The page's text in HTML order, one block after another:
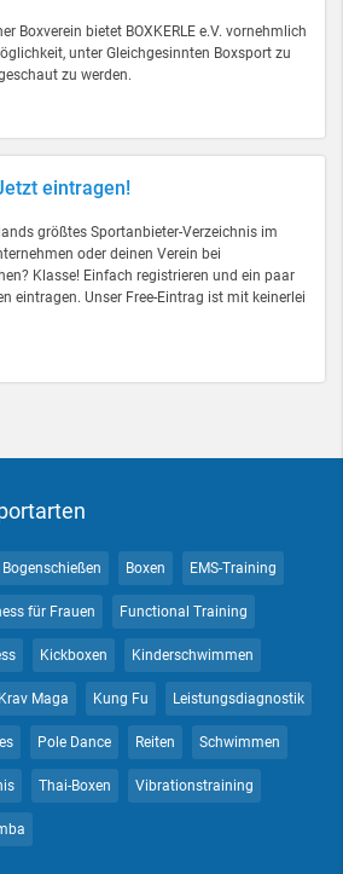
Boxverein bietet BOXKERLE e.V. vornehmlich
unter Gleichgesinnten Boxsport zu
zu werden.
eintragen!
größtes Sportanbieter-Verzeichnis im
oder deinen Verein bei
Klasse! Einfach registrieren und ein paar
eintragen. Unser Free-Eintrag ist mit keinerlei
Bogenschießen Boxen EMS-Training
für Frauen Functional Training
Kickboxen Kinderschwimmen
Krav Maga Kung Fu Leistungsdiagnostik
Pole Dance Reiten Schwimmen
Thai-Boxen Vibrationstraining